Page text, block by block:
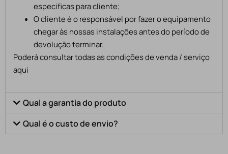
especificas para cliente;
O cliente é o responsável por fazer o equipamento
chegar às nossas instalações antes do período de
devolução terminar.
Poderá consultar todas as condições de venda / serviço
aqui
Qual a garantia do produto
Qual é o custo de envio?